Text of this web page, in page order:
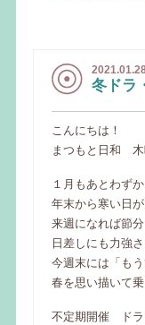
冬ドラ
こんにちは！
まつもと日和
１月もあとわず
年末から寒い日
来週になれば節
日差しにも力強
今週末には「も
春を思い描いて
不定期開催 ドラ